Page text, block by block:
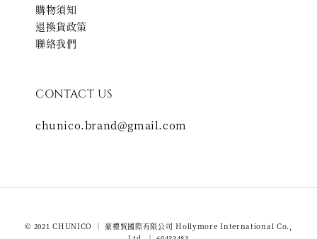
購物須知
退換貨政策
聯絡我們
CONTACT US
chunico.brand@gmail.com
© 2021 CHUNICO ｜ 豪禮貿國際有限公司 Hollymore International Co.,